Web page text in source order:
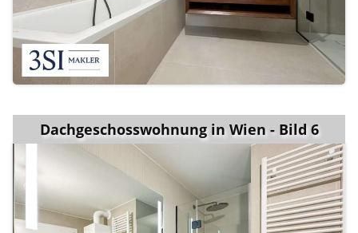
Dachgeschosswohnung in Wien - Bild 6